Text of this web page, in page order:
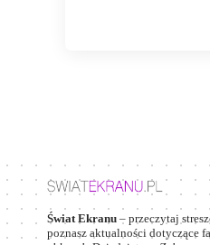
Świat Ekranu – przeczytaj
poznasz aktualności dotyczące